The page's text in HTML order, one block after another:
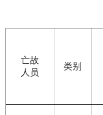
亡故
人员
类别